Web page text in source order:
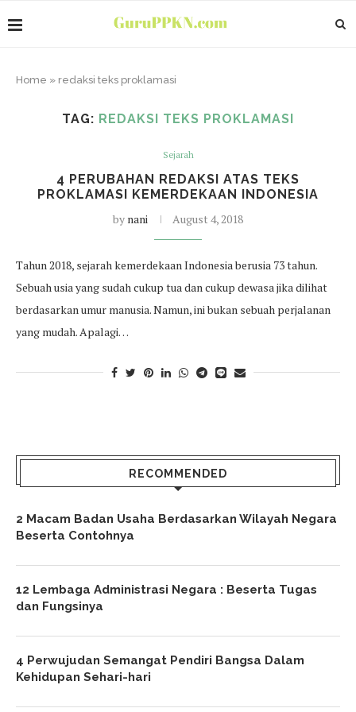
Home » redaksi teks proklamasi
TAG: REDAKSI TEKS PROKLAMASI
Sejarah
4 PERUBAHAN REDAKSI ATAS TEKS
PROKLAMASI KEMERDEKAAN INDONESIA
by nani August 4, 2018
Tahun 2018, sejarah kemerdekaan Indonesia berusia 73 tahun.
Sebuah usia yang sudah cukup tua dan cukup dewasa jika dilihat
berdasarkan umur manusia. Namun, ini bukan sebuah perjalanan
yang mudah. Apalagi…
RECOMMENDED
2 Macam Badan Usaha Berdasarkan Wilayah Negara
Beserta Contohnya
12 Lembaga Administrasi Negara : Beserta Tugas
dan Fungsinya
4 Perwujudan Semangat Pendiri Bangsa Dalam
Kehidupan Sehari-hari